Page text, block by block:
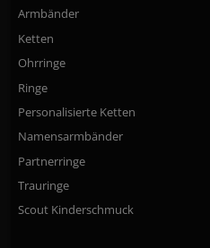
Armbänder
Ketten
Ohrringe
Ringe
Personalisierte Ketten
Namensarmbänder
Partnerringe
Trauringe
Scout Kinderschmuck